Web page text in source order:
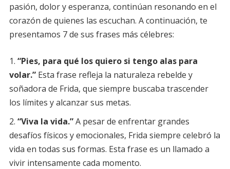
pasión, dolor y esperanza, continúan resonando en el
corazón de quienes las escuchan. A continuación, te
presentamos 7 de sus frases más célebres:
“Pies, para qué los quiero si tengo alas para
volar.”Esta frase refleja la naturaleza rebelde y
soñadora de Frida, que siempre buscaba trascender
los límites y alcanzar sus metas.
“Viva la vida.”A pesar de enfrentar grandes
desafíos físicos y emocionales, Frida siempre celebró la
vida en todas sus formas. Esta frase es un llamado a
vivir intensamente cada momento.